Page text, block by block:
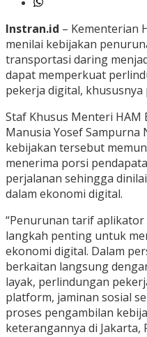
Instran.id – Kementerian
menilai kebijakan
transportasi daring
dapat memperkuat
pekerja digital,
Staf Khusus Menteri HAM
Manusia Yosef
kebijakan tersebut
menerima porsi
perjalanan sehingga
dalam ekonomi digital.
“Penurunan tarif
langkah penting untuk
ekonomi digital. Dalam
berkaitan langsung
layak, perlindungan
platform, jaminan sosial
proses pengambilan
keterangannya di Jakarta,